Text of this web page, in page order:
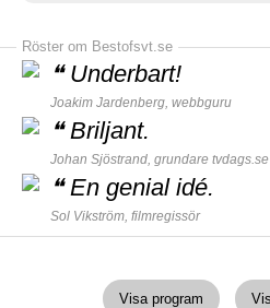
Röster om Bestofsvt.se
❝ Underbart!
Joakim Jardenberg, webbguru
❝Briljant.
Johan Sjöstrand, grundare tvdags.se
❝En genial idé.
Sol Vikström, filmregissör
Visa program